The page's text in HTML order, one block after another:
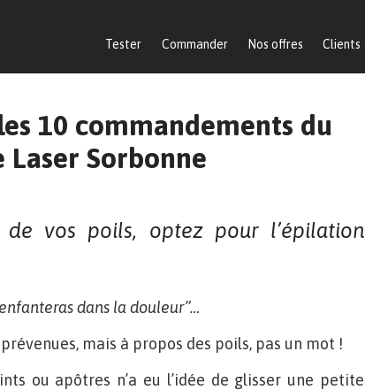
Tester Commander Nos offres Clients
10 commandements du
Laser Sorbonne
de vos poils, optez pour l’épilation
dans la douleur”…
mais à propos des poils, pas un mot !
ou apôtres n’a eu l’idée de glisser une petite